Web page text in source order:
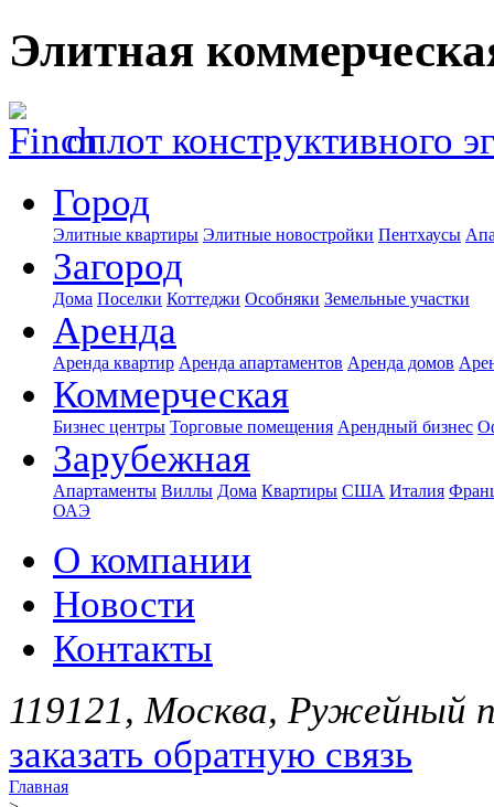
Элитная
оплот конструктивного
Город
Элитные квартиры Элитные новостройки Пентхаусы
Загород
Дома Поселки Коттеджи Особняки Земельные участки
Аренда
Аренда квартир Аренда апартаментов Аренда домов
Коммерческая
Бизнес центры Торговые помещения Арендный бизнес
Зарубежная
Апартаменты Виллы Дома Квартиры США Италия
ОАЭ
О компании
Новости
Контакты
119121, Москва, Ружейный
заказать обратную связь
Главная